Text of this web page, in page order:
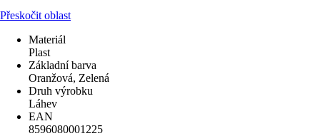
Přeskočit oblast
Materiál
Plast
Základní barva
Oranžová, Zelená
Druh výrobku
Láhev
EAN
8596080001225